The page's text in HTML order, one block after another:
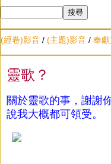
(經卷)影音 / (主題)影音 / 奉
靈歌？
關於靈歌的事，謝謝
說我大概都可領受。